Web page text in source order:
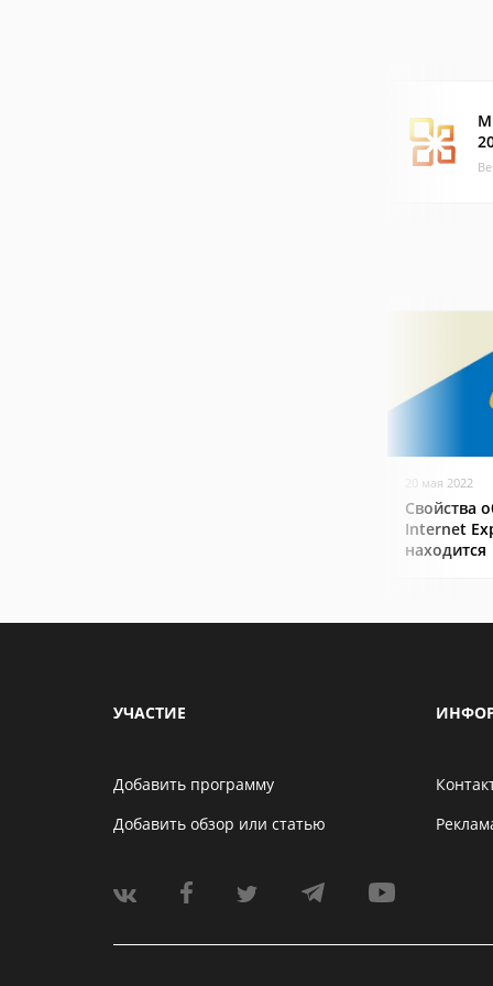
20 мая 2022
Свойства
Internet
находится
УЧАСТИЕ
Добавить программу
Добавить обзор или статью